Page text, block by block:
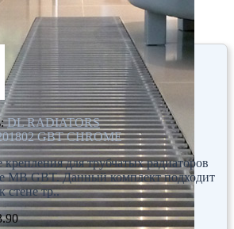
DL RADIATORS
GBT CHROME
для трубчатых радиаторов
MB GBT. Данный комплект подходит
стене тр..